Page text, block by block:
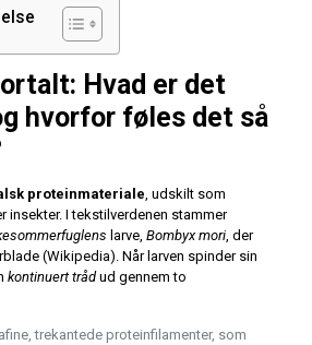
Hvad er det
hvorfor føles det så
proteinmateriale, udskilt som
insekter. I tekstilverdenen stammer
larve, Bombyx mori, der
(Wikipedia). Når larven spinder sin
kontinuert trådud gennem to
trekantede proteinfilamenter, som